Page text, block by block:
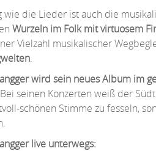
wie die Lieder ist auch die
Wurzeln im Folk mit virtuosem
Vielzahl musikalischer
.
wird sein neues Album im
seinen Konzerten weiß der
schönen Stimme zu fesseln,
live unterwegs: